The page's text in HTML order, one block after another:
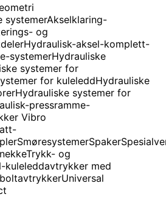
systemerAkselklaring-
og
Hydraulisk-aksel-komplett-
systemerHydrauliske
systemer for
for kuleleddHydrauliske
Hydrauliske systemer for
pressramme-
Vibro
SmøresystemerSpaker
Trykk- og
kuleleddavtrykker med
Universal